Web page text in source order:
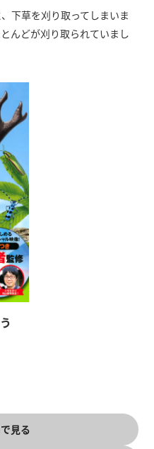
下草を刈り取ってしまいま
んどが刈り取られていまし
見る